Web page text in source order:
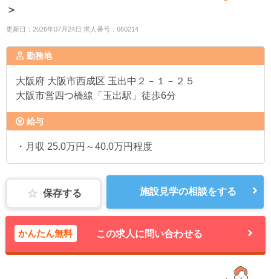
＞
更新日：2026年07月24日 求人番号：660214
勤務地
大阪府 大阪市西成区 玉出中２－１－２５
大阪市営四つ橋線「玉出駅」徒歩6分
給与
・月収 25.0万円～40.0万円程度
保存する 施設見学の相談をする
かんたん無料 この求人に問い合わせる